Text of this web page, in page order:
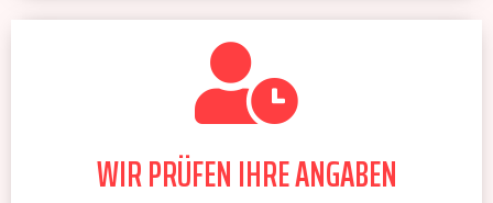
WIR PRÜFEN IHRE ANGABEN